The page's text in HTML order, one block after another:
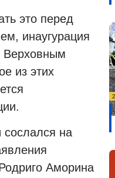
это перед
инаугурация
Верховным
из этих
сослался на
Аморина